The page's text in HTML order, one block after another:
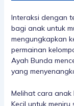
Interaksi dengan
bagi anak untuk
mengungkapkan
permainan
Ayah Bunda
yang
Melihat cara anak
Kecil untuk